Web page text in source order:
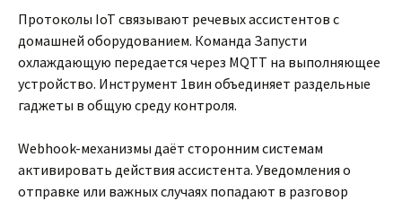
Протоколы IoT связывают речевых ассистентов с
домашней оборудованием. Команда Запусти
охлаждающую передается через MQTT на выполняющее
устройство. Инструмент 1вин объединяет раздельные
гаджеты в общую среду контроля.
Webhook-механизмы даёт сторонним системам
активировать действия ассистента. Уведомления о
отправке или важных случаях попадают в разговор